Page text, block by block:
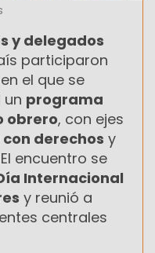
y delegados
participaron
el que se
programa
obrero, con ejes
derechos y
El encuentro se
Internacional
y reunió a
centrales